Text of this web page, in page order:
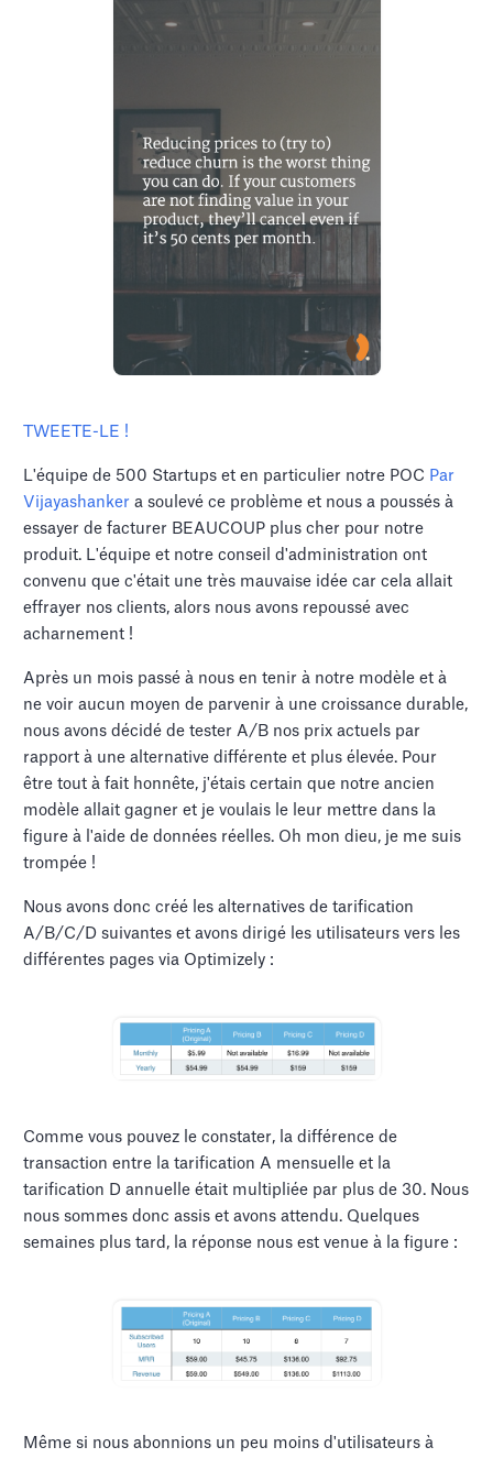
TWEETE-LE !
L'équipe de 500 Startups et en particulier notre POC Par
Vijayashankera soulevé ce problème et nous a poussés à
essayer de facturer BEAUCOUP plus cher pour notre
produit. L'équipe et notre conseil d'administration ont
convenu que c'était une très mauvaise idée car cela allait
effrayer nos clients, alors nous avons repoussé avec
acharnement !
Après un mois passé à nous en tenir à notre modèle et à
ne voir aucun moyen de parvenir à une croissance durable,
nous avons décidé de tester A/B nos prix actuels par
rapport à une alternative différente et plus élevée. Pour
être tout à fait honnête, j'étais certain que notre ancien
modèle allait gagner et je voulais le leur mettre dans la
figure à l'aide de données réelles. Oh mon dieu, je me suis
trompée !
Nous avons donc créé les alternatives de tarification
A/B/C/D suivantes et avons dirigé les utilisateurs vers les
différentes pages via Optimizely :
Comme vous pouvez le constater, la différence de
transaction entre la tarification A mensuelle et la
tarification D annuelle était multipliée par plus de 30. Nous
nous sommes donc assis et avons attendu. Quelques
semaines plus tard, la réponse nous est venue à la figure :
Même si nous abonnions un peu moins d'utilisateurs à